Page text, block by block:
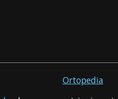
Ortopedia